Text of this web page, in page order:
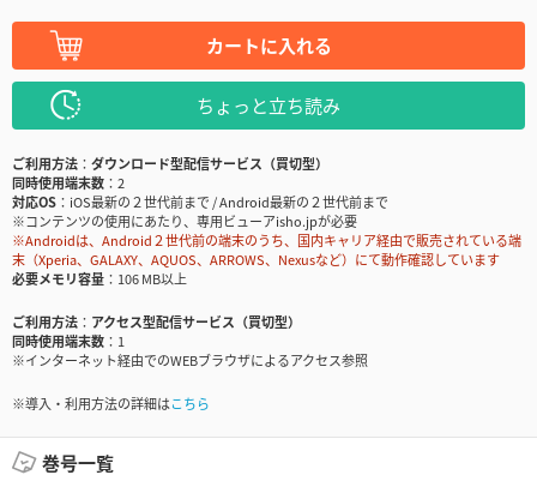
カートに入れる
ちょっと立ち読み
ご利用方法
ダウンロード型配信サービス（買切型）
同時使用端末数
2
対応OS
iOS最新の２世代前まで / Android最新の２世代前まで
※コンテンツの使用にあたり、専用ビューアisho.jpが必要
※Androidは、Android２世代前の端末のうち、国内キャリア経由で販売されている端
末（Xperia、GALAXY、AQUOS、ARROWS、Nexusなど）にて動作確認しています
必要メモリ容量
106 MB以上
ご利用方法
アクセス型配信サービス（買切型）
同時使用端末数
1
※インターネット経由でのWEBブラウザによるアクセス参照
※導入・利用方法の詳細はこちら
巻号一覧